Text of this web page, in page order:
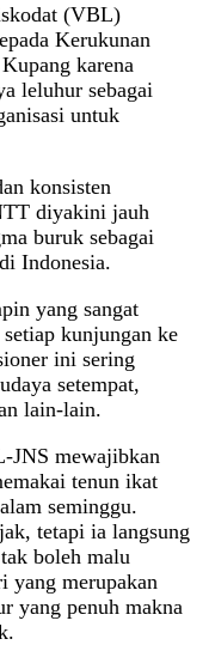
(VBL)
Kerukunan
karena
leluhur sebagai
untuk
konsisten
diyakini jauh
buruk sebagai
Indonesia.
yang sangat
kunjungan ke
ini sering
setempat,
lain-lain.
JNS mewajibkan
tenun ikat
seminggu.
tetapi ia langsung
boleh malu
yang merupakan
yang penuh makna